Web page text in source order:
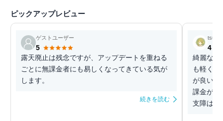
ピックアップレビュー
ゲストユーザー
5
露天廃止は残念ですが、アップデートを重ねる
ごとに無課金者にも易しくなってきている気が
します。
続きを読む
4
綺麗なグ
も軽く
が良い。
課金がい
支障はな